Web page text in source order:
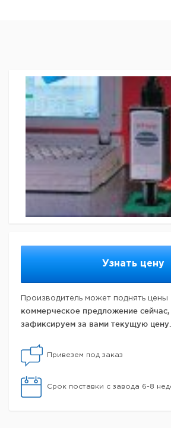
Узнать цену
Производитель может поднять цены
коммерческое предложение
зафиксируем за вами текущую цену.
Привезем под заказ
Срок поставки с завода 6-8